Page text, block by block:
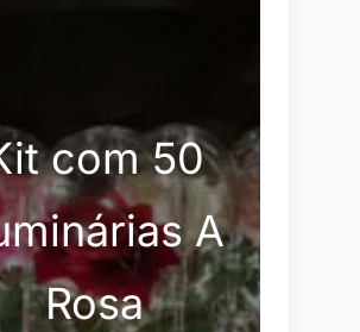
com 50
A
Rosa